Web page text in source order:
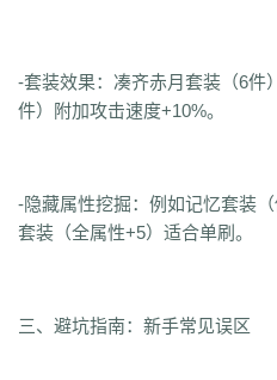
-套装效果：凑齐赤月套装（6件
件）附加攻击速度+10%。
-隐藏属性挖掘：例如记忆套装
套装（全属性+5）适合单刷。
三、避坑指南：新手常见误区